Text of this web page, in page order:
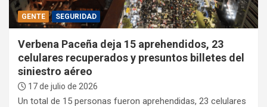
GENTE SEGURIDAD
Verbena Paceña deja 15 aprehendidos, 23
celulares recuperados y presuntos billetes del
siniestro aéreo
17 de julio de 2026
Un total de 15 personas fueron aprehendidas, 23 celulares